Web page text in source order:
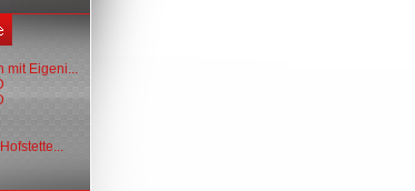
mit Eigeni...